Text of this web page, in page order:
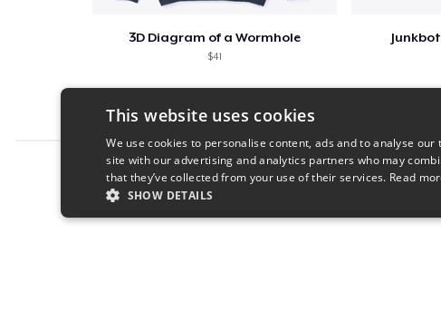
3D Diagram of a Wormhole
$41
Report this product
This website uses cookies
We use cookies to personalise content, ads and to analyse
site with our advertising and analytics partners who may
that they’ve collected from your use of their services. Read
SHOW DETAILS